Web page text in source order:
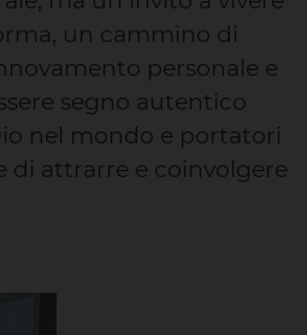
un cammino di
personale e
segno autentico
nel mondo e portatori
di attrarre e coinvolgere